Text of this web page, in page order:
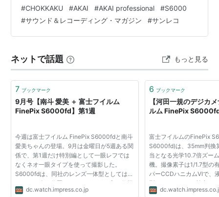
用していただいた。SMAP、L'Arc～en～Ciel、
OKAMOTO'Sらを手掛けてきた敏腕アレンジャー／プロ
デューサーのCHOKKAKUだけに、S6000へのアプローチ
#CHOKKAKU #AKAI #AKAI professional #S6000
#サウンド＆レコーディング・マガジン #サンレコ
ネットで話題 もっと見る
7 ブックマーク
9月号【南斗 愛美 ＋ 富士フイルム
FinePix S6000fd】第1週
今週は富士フイルム FinePix S6000fdと南斗
愛美ちゃんの登場。9月は金曜日が5週ある関
係で、第1週だけ特別編として一眼レフでは
なくネオ一眼タイプを使って撮影した。
S6000fdは、同社のレンズ一体型としては
S9100に次ぐ位置づけのモデルだ。主な仕様
は、有効画素数630万画素の1/1.7型 スーパｰ
dc.watch.impress.co.jp
6 ブックマーク
【河田一規のデジカ
ルム FinePix
富士フイルムのFinePix
S6000fd)は、35mm判換
当となる光学10.7倍ズー
機。撮像素子は1/1.7型の
パーCCDハニカムVIで、
型。ハードウエア検出に
能を搭載。といったとこ